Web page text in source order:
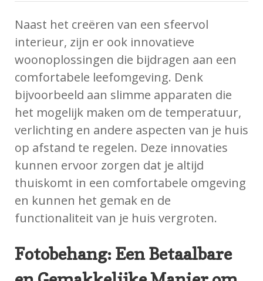
Naast het creëren van een sfeervol
interieur, zijn er ook innovatieve
woonoplossingen die bijdragen aan een
comfortabele leefomgeving. Denk
bijvoorbeeld aan slimme apparaten die
het mogelijk maken om de temperatuur,
verlichting en andere aspecten van je huis
op afstand te regelen. Deze innovaties
kunnen ervoor zorgen dat je altijd
thuiskomt in een comfortabele omgeving
en kunnen het gemak en de
functionaliteit van je huis vergroten.
Fotobehang: Een Betaalbare